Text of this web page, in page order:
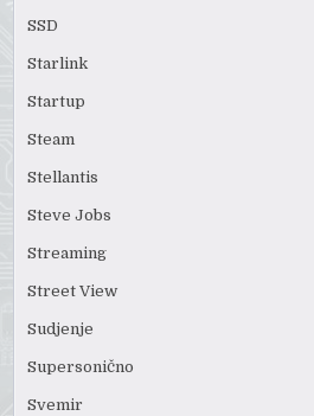
SSD
Starlink
Startup
Steam
Stellantis
Steve Jobs
Streaming
Street View
Sudjenje
Supersonično
Svemir